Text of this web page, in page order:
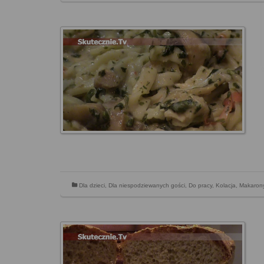
Dla dzieci, Dla niespodziewanych gości, Do pracy, Kolacja,